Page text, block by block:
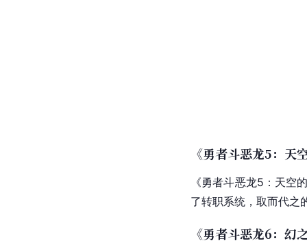
《勇者斗恶龙5：天
《勇者斗恶龙5 ： 天空
了转职系统，取而代之
《勇者斗恶龙6：幻